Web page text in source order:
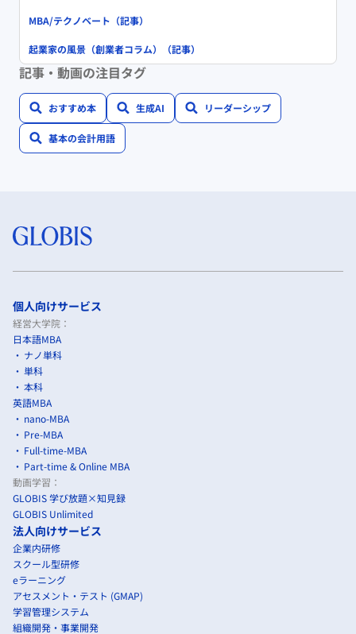
MBA/テクノベート（記事）
起業家の風景（創業者コラム）（記事）
記事・動画の注目タグ
おすすめ本 生成AI リーダーシップ
基本の会計用語
個人向けサービス
経営大学院：
日本語MBA
ナノ単科
単科
本科
英語MBA
nano-MBA
Pre-MBA
Full-time-MBA
Part-time & Online MBA
動画学習：
GLOBIS 学び放題×知見録
GLOBIS Unlimited
法人向けサービス
企業内研修
スクール型研修
eラーニング
アセスメント・テスト (GMAP)
学習管理システム
組織開発・事業開発